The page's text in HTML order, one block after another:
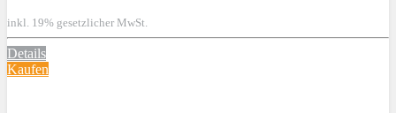
inkl. 19% gesetzlicher MwSt.
Details
Kaufen